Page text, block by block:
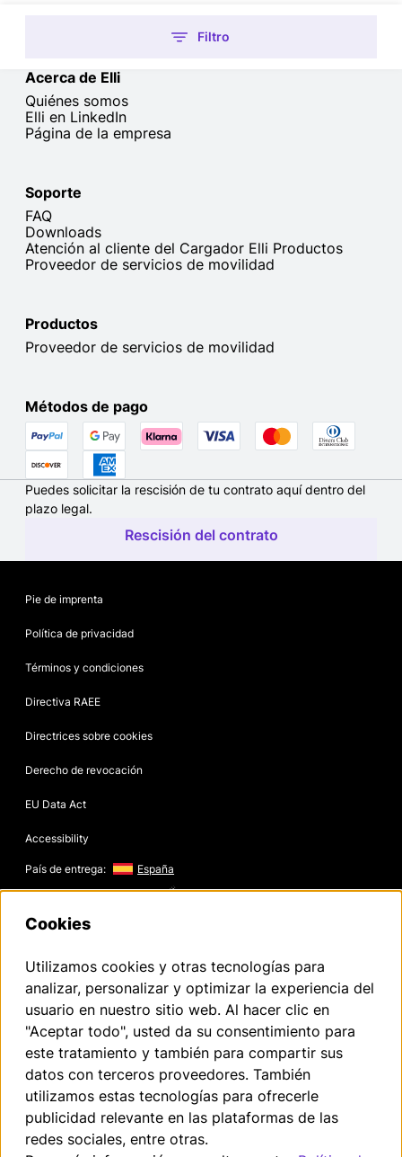
Filtro
Acerca de Elli
Quiénes somos
Elli en LinkedIn
Página de la empresa
Soporte
FAQ
Downloads
Atención al cliente del Cargador Elli Productos
Proveedor de servicios de movilidad
Productos
Proveedor de servicios de movilidad
Métodos de pago
Puedes solicitar la rescisión de tu contrato aquí dentro del
plazo legal.
Rescisión del contrato
Pie de imprenta
Política de privacidad
Términos y condiciones
Directiva RAEE
Directrices sobre cookies
Derecho de revocación
EU Data Act
Accessibility
País de entrega: España
Texto legal de Volkswagen Group Charging GmbH
¹ LTE
Elli Charger (1. generación a partir de 2020):
La funcionalidad LTE solo puede utilizarse en los Estados miembros
de la UE, así como en el Reino Unido, Suiza y Noruega.
Elli Charger 2 (2. generación a partir de 2024):
² Carga inteligente
Las funciones de carga inteligente están disponibles en un principio a
través de un enlace entre la aplicación del vehículo y la aplicación Elli
Smart Charging. En el futuro, las funciones de carga inteligente se
integrarán directamente en la aplicación de la marca.
Cookies
Utilizamos cookies y otras tecnologías para
analizar, personalizar y optimizar la experiencia del
usuario en nuestro sitio web. Al hacer clic en
"Aceptar todo", usted da su consentimiento para
este tratamiento y también para compartir sus
datos con terceros proveedores. También
utilizamos estas tecnologías para ofrecerle
publicidad relevante en las plataformas de las
redes sociales, entre otras.